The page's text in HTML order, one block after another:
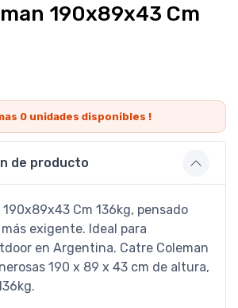
190x89x43 Cm
0unidades disponibles !
de producto
Cm 136kg, pensado
exigente. Ideal para
en Argentina. Catre Coleman
190 x 89 x 43 cm de altura,